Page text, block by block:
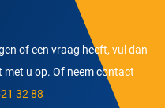
of een vraag heeft, vul dan
met u op. Of neem contact
32 88